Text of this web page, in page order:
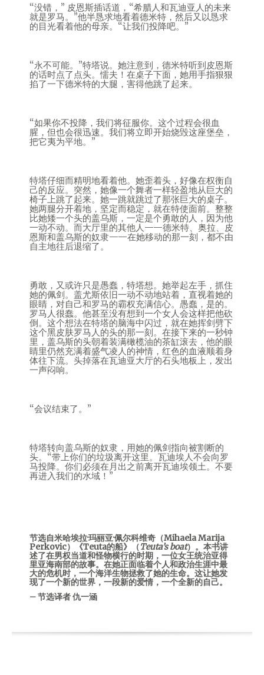
“没错，” 皮恩斯插话道，“希腊人和瓦迪亚人的未来
就是罗马。”他半恳求地看着德米特，然后又以恳求
的目光看着他的母亲。“让我们投降吧。”
“永不可能。”特塔说。她注意到，德米特听到皮恩斯
的话时点了点头。懦夫！在桌子下面，她用手指狠狠
掐了一下德米特的大腿，害得他跳了起来。
“如果你不投降，我们将征服你。这个过程会很血
腥，但也会很迅速。我们将立即开始烧毁这座堡垒，
把它夷为平地。”
特塔仔细而精明地看着他。她歪着头，好像在权衡自
己的反应。突然，她像一个舞者一样轻盈地从巨大的
椅子上跳了起来。她一跳就跳过了那张巨大的桌子。
她两腿分开着地，坚定而稳定，就在特使面前。整整
比她矮一个头的盖乌斯，一定是个勇敢的人，因为他
一动不动。而大厅里的其他人——德米特、奥拉、皮
恩斯和盖乌斯的奴隶——在她移动的那一刻，都不由
自主地往后退缩了。
勇敢，又或许只是愚蠢，特塔想。她举起左手，抓住
她的佩剑。盖尤斯依旧一动不动地站着，直视着她的
眼睛，对自己和罗马的霸权充满信心。愚蠢，是的。
罗马人很蠢。他甚至没有想到一个女人会这样把他砍
倒。这个想法在特塔的脑海中闪过，就在她挥剑劈下
这个黑皮肤罗马人的头的那一刻。在接下来的一秒钟
里，盖乌斯的头朝着装满橄榄油的茶缸滚去，他的眼
睛里仍然充满着盛气凌人的神情，红色的血液顺着身
体往下流。头掉落在瓦迪亚大厅的石头地板上，发出
一声闷响。
“会议结束了。”
特塔转向盖乌斯的奴隶，用她的佩剑指向被割断的
头。“带上你们的垃圾离开这里。瓦迪埃人不会向罗
马投降。你们必须在月出之前离开瓦迪埃领土。不要
再进入我们的水域！”
节选自米哈埃拉·玛丽亚·佩尔科维奇（Mihaela Marija
Perkovic）《Teuta的船》（Teuta’s boat）。本书讲
述了在男权当道和怪物横行的时期，一位女王统治亚得
里亚海南部的故事。在她正面临着个人和政治生涯中最
大的危机时，一个海洋生物拯救了她的生命。这让她发
现了一个新的世界，一段新的爱情，一个全新的自己。
– 节选译者 仇一涵